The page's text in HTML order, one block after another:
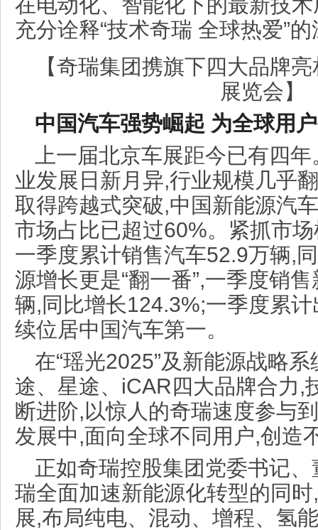
充分诠释“技术奇瑞 全球热爱”
【奇瑞集团携旗下四大品牌
展览会】
中国汽车强势崛起 为全球用
上一届北京车展距今已有四
业发展日新月异,行业规模几乎
取得跨越式突破,中国新能源汽
市场占比已超过60%。紧抓市
一季度累计销售汽车52.9万辆,
源增长更是“翻一番”,一季度销
辆,同比增长124.3%;一季度累
续位居中国汽车第一。
在“瑶光2025”及新能源战略
途、星途、iCAR四大品牌合力,
断进阶,以惊人的奇瑞速度参与
发展中,面向全球不同用户,创造
正如奇瑞控股集团党委书记
瑞全面加速新能源化转型的同
展,布局纯电、混动、增程、氢